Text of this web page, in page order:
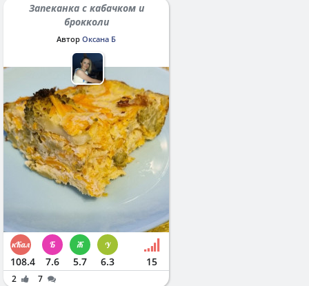
Запеканка с кабачком и
брокколи
Автор Оксана Б
108.4 7.6 5.7 6.3 15
2 7